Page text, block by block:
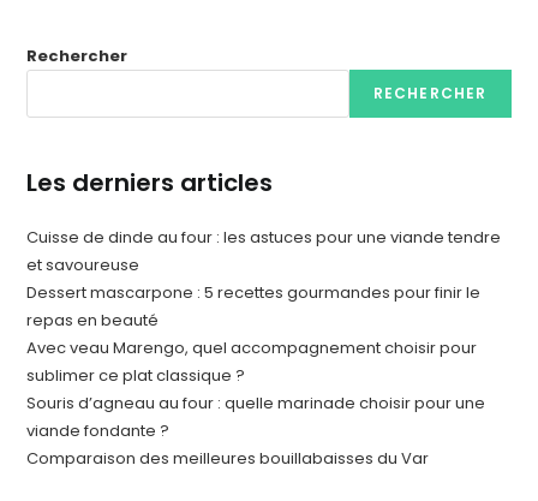
Rechercher
RECHERCHER
Les derniers articles
Cuisse de dinde au four : les astuces pour une viande tendre
et savoureuse
Dessert mascarpone : 5 recettes gourmandes pour finir le
repas en beauté
Avec veau Marengo, quel accompagnement choisir pour
sublimer ce plat classique ?
Souris d’agneau au four : quelle marinade choisir pour une
viande fondante ?
Comparaison des meilleures bouillabaisses du Var